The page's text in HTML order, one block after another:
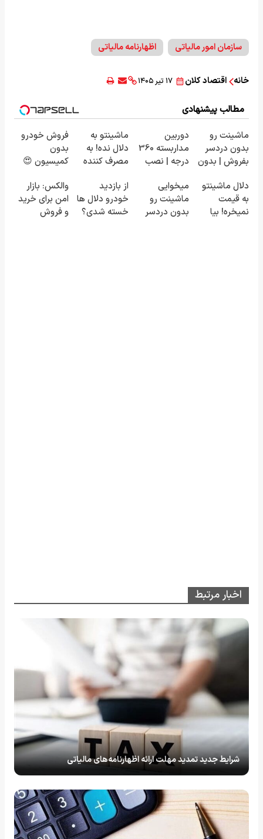
سازمان امور مالیاتی اظهارنامه مالیاتی
خانه اقتصاد کلان ۱۷ تیر ۱۴۰۵
مطالب پیشنهادی
ماشینت رو
بدون دردسر
بفروش | بدون
دوربین
مداربسته 360
درجه | نصب
ماشینتو به
دلال نده! به
مصرف کننده
پاسخ به یک
تماس
فروش خودرو
بدون
کمیسیون 😍
دلال ماشینتو
به قیمت
نمیخره! بیا
میخوایی
ماشینت رو
بدون دردسر
از بازدید
خودرو دلال ها
خسته شدی؟
والکس: بازار
امن برای خرید
و فروش
اخبار مرتبط
شرایط جدید تمدید مهلت ارائه اظهارنامه‌های مالیاتی